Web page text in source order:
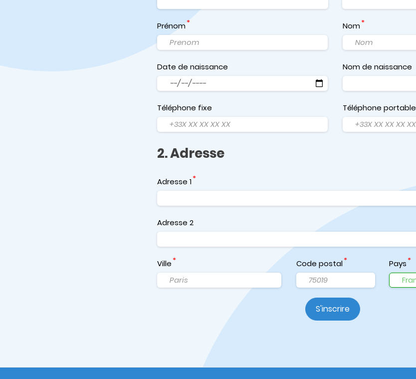
Prénom Nom
Date de naissance
Date
Nom de naissance
Téléphone fixe Téléphone portable
2. Adresse
Ville Code postal
Adresse 1
Adresse 2
Pays
S'inscrire